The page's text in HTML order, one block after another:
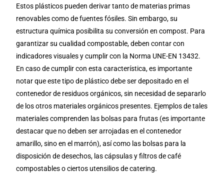
Estos plásticos pueden derivar tanto de materias primas
renovables como de fuentes fósiles. Sin embargo, su
estructura química posibilita su conversión en compost. Para
garantizar su cualidad compostable, deben contar con
indicadores visuales y cumplir con la Norma UNE-EN 13432.
En caso de cumplir con esta característica, es importante
notar que este tipo de plástico debe ser depositado en el
contenedor de residuos orgánicos, sin necesidad de separarlo
de los otros materiales orgánicos presentes. Ejemplos de tales
materiales comprenden las bolsas para frutas (es importante
destacar que no deben ser arrojadas en el contenedor
amarillo, sino en el marrón), así como las bolsas para la
disposición de desechos, las cápsulas y filtros de café
compostables o ciertos utensilios de catering.